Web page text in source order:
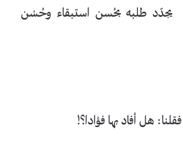
يجدّد طلبه بحُسن استبقاء وحُسْن
هل أفاد بها فؤادا؟!